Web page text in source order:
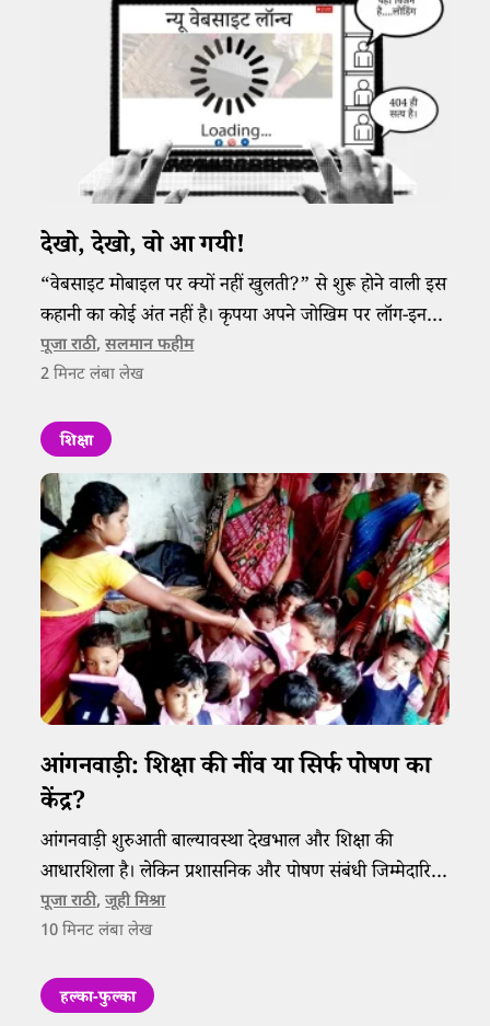
देखो, देखो, वो आ गयी!
“वेबसाइट मोबाइल पर क्यों नहीं खुलती?” से शुरू होने वाली इस
कहानी का कोई अंत नहीं है। कृपया अपने जोखिम पर लॉग-इन
करें।
पूजा राठी,सलमान फहीम
2 मिनट लंबा लेख
शिक्षा
आंगनवाड़ी: शिक्षा की नींव या सिर्फ पोषण का
केंद्र?
आंगनवाड़ी शुरुआती बाल्यावस्था देखभाल और शिक्षा की
आधारशिला है। लेकिन प्रशासनिक और पोषण संबंधी जिम्मेदारियों
के दबाव में कार्यकर्ता गुणवत्तापूर्ण शिक्षा और देखभाल पर पूरा
ध्यान नहीं दे पाती हैं।
पूजा राठी,जूही मिश्रा
10 मिनट लंबा लेख
हल्का-फुल्का